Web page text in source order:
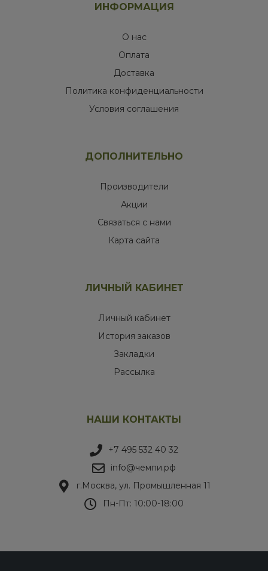
ИНФОРМАЦИЯ
О нас
Оплата
Доставка
Политика конфиденциальности
Условия соглашения
ДОПОЛНИТЕЛЬНО
Производители
Акции
Связаться с нами
Карта сайта
ЛИЧНЫЙ КАБИНЕТ
Личный кабинет
История заказов
Закладки
Рассылка
НАШИ КОНТАКТЫ
+7 495 532 40 32
info@чемпи.рф
г.Москва, ул. Промышленная 11
Пн-Пт: 10:00-18:00